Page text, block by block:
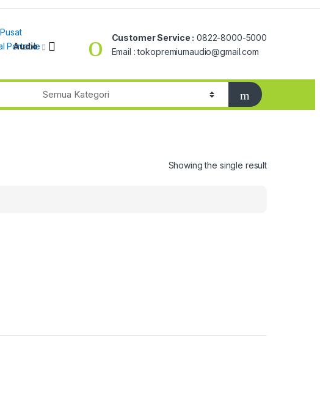
Audio
Customer Service : 0822-8000-5000
Email : tokopremiumaudio@gmail.com
Showing the single result